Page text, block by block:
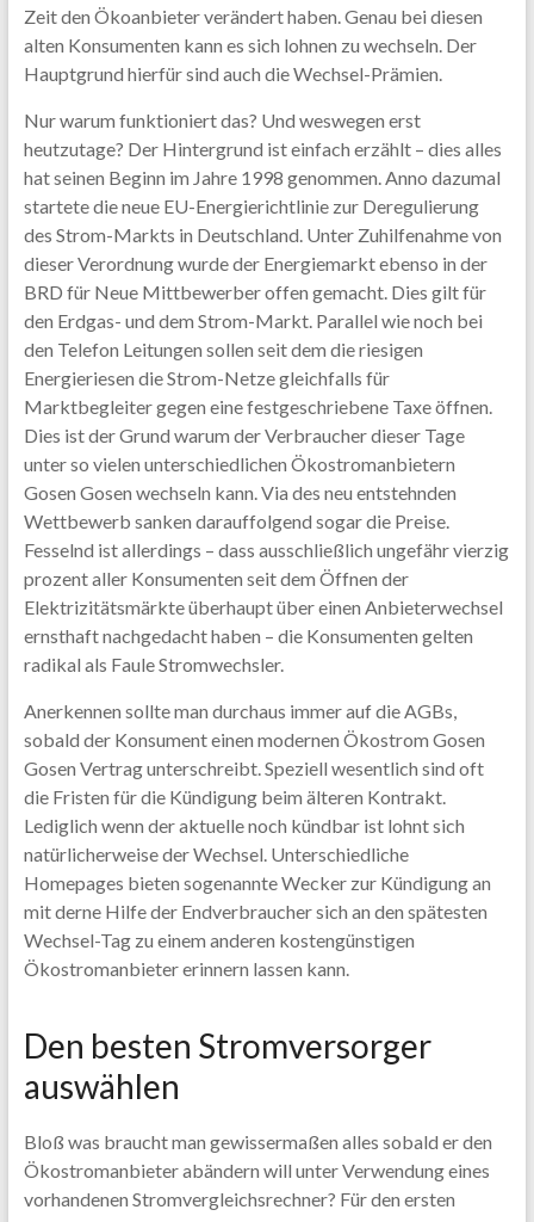
Zeit den Ökoanbieter verändert haben. Genau bei diesen
alten Konsumenten kann es sich lohnen zu wechseln. Der
Hauptgrund hierfür sind auch die Wechsel-Prämien.
Nur warum funktioniert das? Und weswegen erst
heutzutage? Der Hintergrund ist einfach erzählt – dies alles
hat seinen Beginn im Jahre 1998 genommen. Anno dazumal
startete die neue EU-Energierichtlinie zur Deregulierung
des Strom-Markts in Deutschland. Unter Zuhilfenahme von
dieser Verordnung wurde der Energiemarkt ebenso in der
BRD für Neue Mittbewerber offen gemacht. Dies gilt für
den Erdgas- und dem Strom-Markt. Parallel wie noch bei
den Telefon Leitungen sollen seit dem die riesigen
Energieriesen die Strom-Netze gleichfalls für
Marktbegleiter gegen eine festgeschriebene Taxe öffnen.
Dies ist der Grund warum der Verbraucher dieser Tage
unter so vielen unterschiedlichen Ökostromanbietern
Gosen Gosen wechseln kann. Via des neu entstehnden
Wettbewerb sanken darauffolgend sogar die Preise.
Fesselnd ist allerdings – dass ausschließlich ungefähr vierzig
prozent aller Konsumenten seit dem Öffnen der
Elektrizitätsmärkte überhaupt über einen Anbieterwechsel
ernsthaft nachgedacht haben – die Konsumenten gelten
radikal als Faule Stromwechsler.
Anerkennen sollte man durchaus immer auf die AGBs,
sobald der Konsument einen modernen Ökostrom Gosen
Gosen Vertrag unterschreibt. Speziell wesentlich sind oft
die Fristen für die Kündigung beim älteren Kontrakt.
Lediglich wenn der aktuelle noch kündbar ist lohnt sich
natürlicherweise der Wechsel. Unterschiedliche
Homepages bieten sogenannte Wecker zur Kündigung an
mit derne Hilfe der Endverbraucher sich an den spätesten
Wechsel-Tag zu einem anderen kostengünstigen
Ökostromanbieter erinnern lassen kann.
Den besten Stromversorger
auswählen
Bloß was braucht man gewissermaßen alles sobald er den
Ökostromanbieter abändern will unter Verwendung eines
vorhandenen Stromvergleichsrechner? Für den ersten